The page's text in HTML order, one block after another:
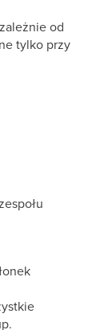
od
tylko przy